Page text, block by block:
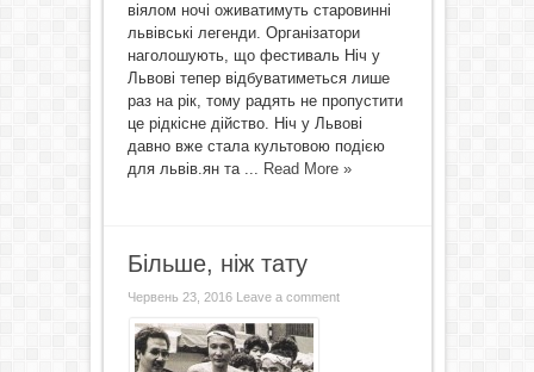
віялом ночі оживатимуть старовинні
львівські легенди. Організатори
наголошують, що фестиваль Ніч у
Львові тепер відбуватиметься лише
раз на рік, тому радять не пропустити
це рідкісне дійство. Ніч у Львові
давно вже стала культовою подією
для львів.ян та ... Read More »
Більше, ніж тату
Червень 23, 2016 Leave a comment